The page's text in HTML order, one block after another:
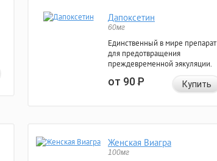
Дапоксетин
60мг
Единственный в мире препарат
для предотвращения
преждевременной эякуляции.
от 90Р Купить
Женская Виагра
100мг